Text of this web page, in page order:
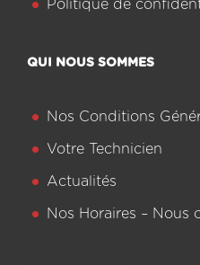
Politique de
QUI NOUS SOMMES
Nos Conditions
Votre Technicien
Actualités
Nos Horaires – Nous